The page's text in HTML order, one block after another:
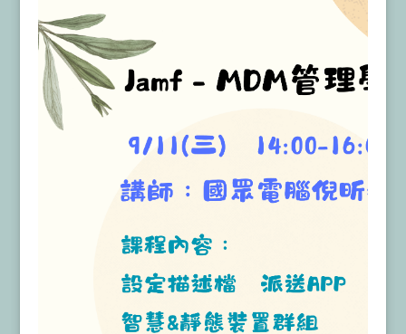
．課程時段： 週末
https://www2.inservice.edu.tw/index_login.aspx
詳細課程參考附圖、附件